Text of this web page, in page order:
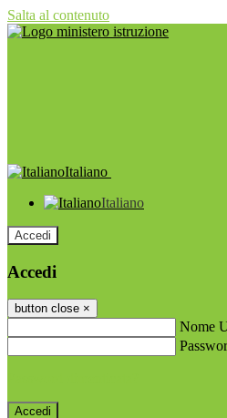
Salta al contenuto
Italiano
Italiano
Accedi
Accedi
button close ×
Nome